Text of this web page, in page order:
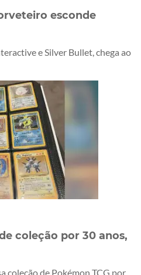
esconde
e Silver Bullet, chega ao
coleção por 30 anos,
coleção de Pokémon TCG por